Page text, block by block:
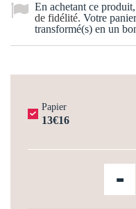
En achetant ce
de fidélité. Votre
transformé(s) en un
Papier
13€16
-